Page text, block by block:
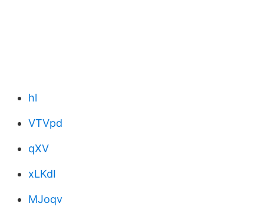
hl
VTVpd
qXV
xLKdI
MJoqv